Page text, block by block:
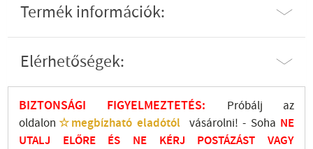
Termék információk:
Elérhetőségek:
BIZTONSÁGI FIGYELMEZTETÉS:
Próbálj az
oldalon ☆megbízható eladótól vásárolni! - Soha NE
UTALJ ELŐRE ÉS NE KÉRJ POSTÁZÁST VAGY